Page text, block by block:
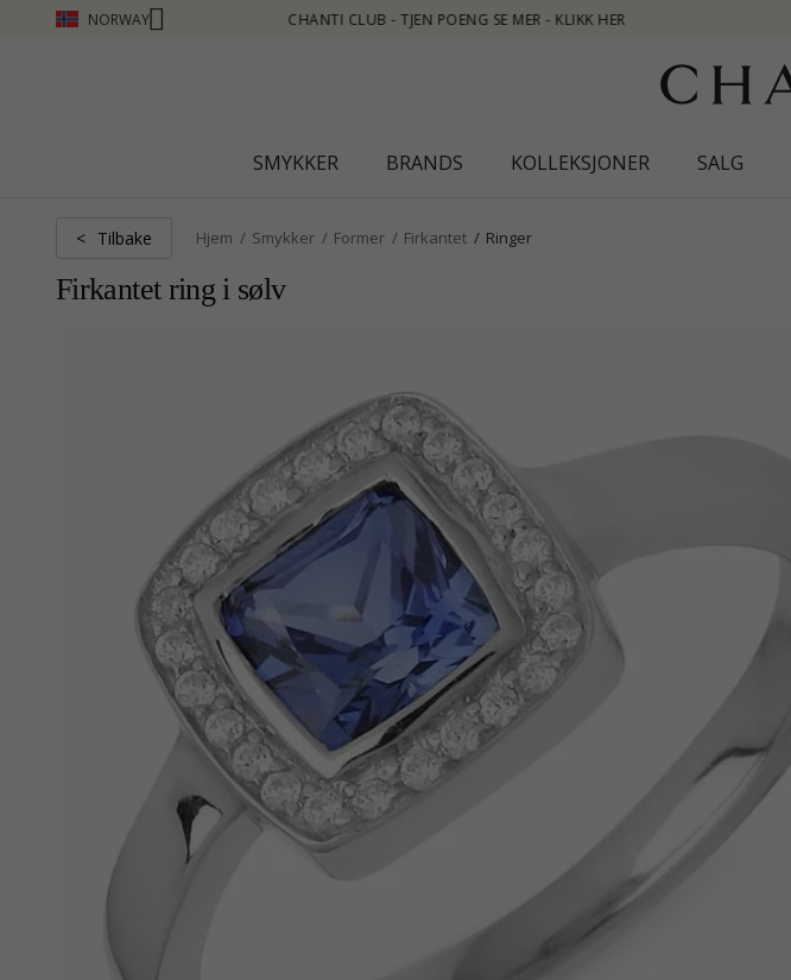
NORWAY
KLIKK HER
SMYKKER BRANDS KOLLEKSJONER SALG
< Tilbake Hjem Smykker Former Firkantet Ringer
Firkantet ring i sølv